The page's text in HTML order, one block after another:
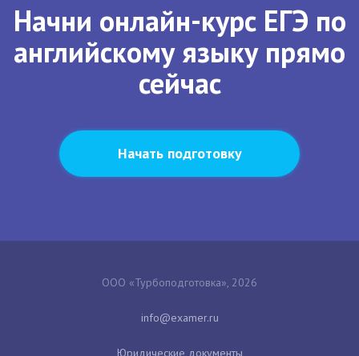
Начни онлайн-курс ЕГЭ по
английскому языку прямо
сейчас
Начать подготовку
ООО «Турбоподготовка», 2026
Юридические документы